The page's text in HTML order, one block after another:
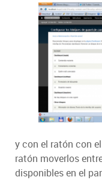
y con el ratón con
ratón moverlos
disponibles en el